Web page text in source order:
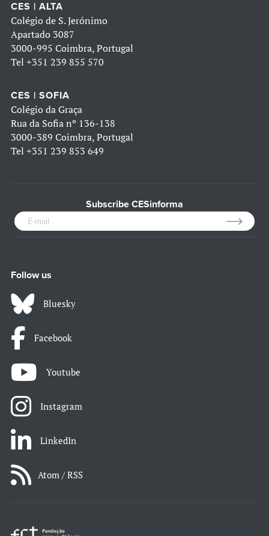
CES | ALTA
Colégio de S. Jerónimo
Apartado 3087
3000-995 Coimbra, Portugal
Tel +351 239 855 570
CES | SOFIA
Colégio da Graça
Rua da Sofia nº 136-138
3000-389 Coimbra, Portugal
Tel +351 239 853 649
Subscribe CESinforma
Follow us
Bluesky
Facebook
Youtube
Instagram
LinkedIn
Atom / RSS